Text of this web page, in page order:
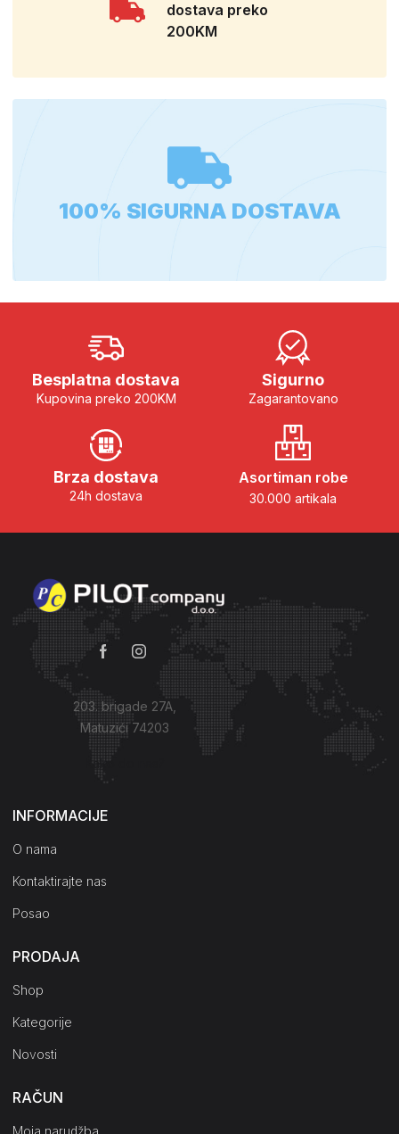
dostava preko
200KM
100% SIGURNA DOSTAVA
Besplatna dostava
Kupovina preko 200KM
Sigurno
Zagarantovano
Brza dostava
24h dostava
Asortiman robe
30.000 artikala
203. brigade 27A,
Matuzići 74203
Kako do nas?
INFORMACIJE
O nama
Kontaktirajte nas
Posao
PRODAJA
Shop
Kategorije
Novosti
RAČUN